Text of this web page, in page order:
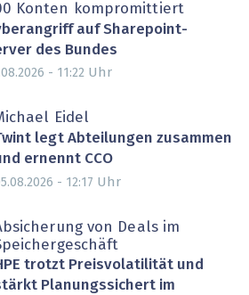
Konten kompromittiert
auf Sharepoint-
des Bundes
- 11:22 Uhr
Eidel
legt Abteilungen zusammen
ernennt CCO
- 12:17 Uhr
von Deals im
trotzt Preisvolatilität und
Planungssichert im